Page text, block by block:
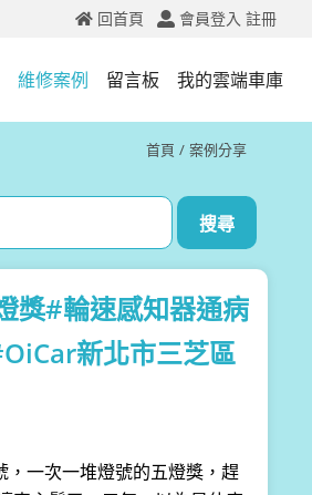
會員登入 註冊
回首頁
維修案例 留言板 我的雲端車庫
首頁 案例分享
獎#輪速感知器通病
新北市三芝區
一次一堆燈號的五燈獎，趕